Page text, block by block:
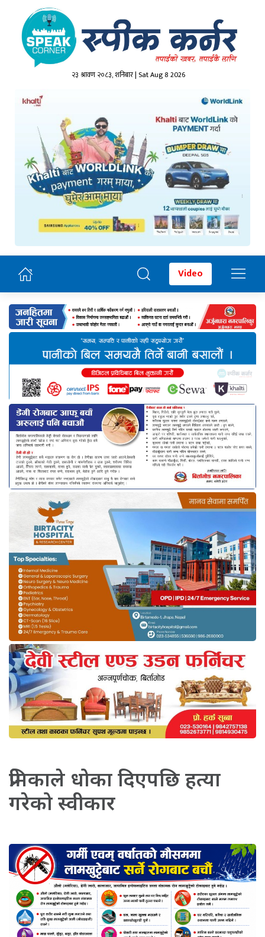
२३ श्रावण २०८३, शनिबार | Sat Aug 8 2026
Video
प्रेमिकाले धोका दिएपछि हत्या
गरेको स्वीकार